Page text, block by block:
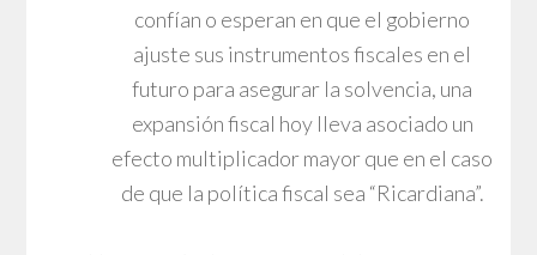
confían o esperan en que el gobierno
ajuste sus instrumentos fiscales en el
futuro para asegurar la solvencia, una
expansión fiscal hoy lleva asociado un
efecto multiplicador mayor que en el caso
de que la política fiscal sea “Ricardiana”.